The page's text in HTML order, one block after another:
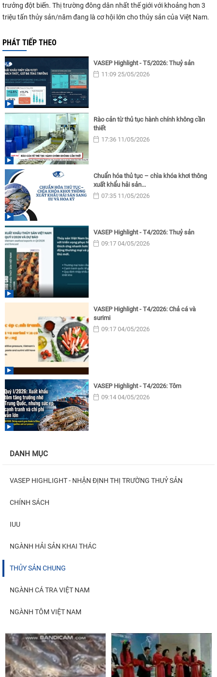
trưởng đột biến. Thị trường đông dân nhất thế giới với khoảng hơn 3
triệu tấn thủy sản/năm đang là cơ hội lớn cho thủy sản của Việt Nam.
PHÁT TIẾP THEO
VASEP Highlight - T5/2026: Thuỷ sản
11:09 25/05/2026
Rào cản từ thủ tục hành chính không cần
thiết
17:36 11/05/2026
Chuẩn hóa thủ tục – chìa khóa khơi thông
xuất khẩu hải sản...
07:35 11/05/2026
VASEP Highlight - T4/2026: Thuỷ sản
09:17 04/05/2026
VASEP Highlight - T4/2026: Chả cá và
surimi
09:17 04/05/2026
VASEP Highlight - T4/2026: Tôm
09:14 04/05/2026
DANH MỤC
VASEP HIGHLIGHT - NHẬN ĐỊNH THỊ TRƯỜNG THUỶ SẢN
CHÍNH SÁCH
IUU
NGÀNH HẢI SẢN KHAI THÁC
THỦY SẢN CHUNG
NGÀNH CÁ TRA VIỆT NAM
NGÀNH TÔM VIỆT NAM